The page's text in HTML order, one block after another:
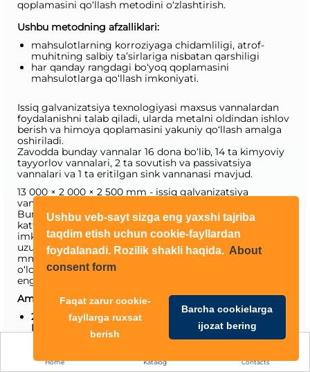
Ushbu veb-sayt sizga eng yaxshi tajriba
taqdim etish uchun cookie-fayllardan
foydalanadi. Rozilik shakli haqida. About
consent form
Faqat zarur cookie-
fayllarga ruxsat
berish
Barcha cookielarga
ijozat bering
Home Katalog Contacts
qoplamasini qo‘llash metodini o‘zlashtirish.
Ushbu metodning afzalliklari:
mahsulotlarning korroziyaga chidamliligi, atrof-
muhitning salbiy ta’sirlariga nisbatan qarshiligi
har qanday rangdagi bo‘yoq qoplamasini
mahsulotlarga qo‘llash imkoniyati.
Issiq galvanizatsiya texnologiyasi maxsus vannalardan
foydalanishni talab qiladi, ularda metalni oldindan ishlov
berish va himoya qoplamasini yakuniy qo‘llash amalga
oshiriladi.
Zavodda bunday vannalar 16 dona bo‘lib, 14 ta kimyoviy
tayyorlov vannalari, 2 ta sovutish va passivatsiya
vannalari va 1 ta eritilgan sink vannanasi mavjud.
13 000 × 2 000 × 2 500 mm - issiq galvanizatsiya
vannasining o‘lchamlari, sink eritmasi hajmi - 650 tonna.
Bunday vannalar juda katta o‘lchamlarga ega bo‘lib, juda
katta o‘lchamdagi mahsulotlarni galvanizatsiya qilish
imkonini beradi, ularning og‘irligi 7 000 kg gacha,
uzunligi 12 500 mm, eni 1 800 mm va balandligi 3 300
mm ga yetishi mumkin. Bunday vannalar nafaqat
o‘lchamlari bilan ta’sir qilishi, balki mamlakatimizdagi
eng sig‘imli vannalar hisoblanadi.
Amalga oshirilgan obyektlar:
2021 yilning eng katta qurilish obyekti. Rossiya,
Murmansk viloyati, Belokamenka qishlog‘i, Kolsk
ko‘rfazi bo‘yida.
Markaziy yirik dengiz inshootlarini qurish markazi
(CСKMS) uchun DoorHan konserni 24 ta angarli yo‘ldosh